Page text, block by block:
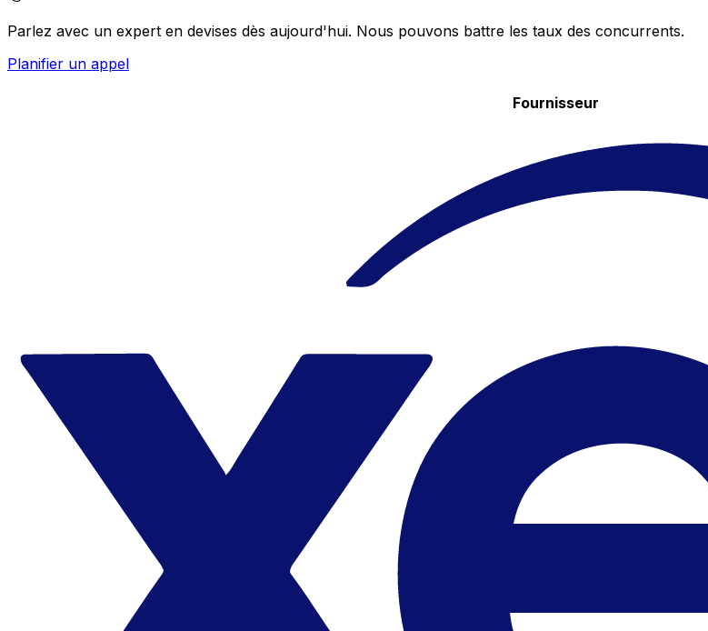
Parlez avec un expert en devises dès aujourd'hui. Nous pouvons battre les taux des concurrents.
Planifier un appel
Fournisseur